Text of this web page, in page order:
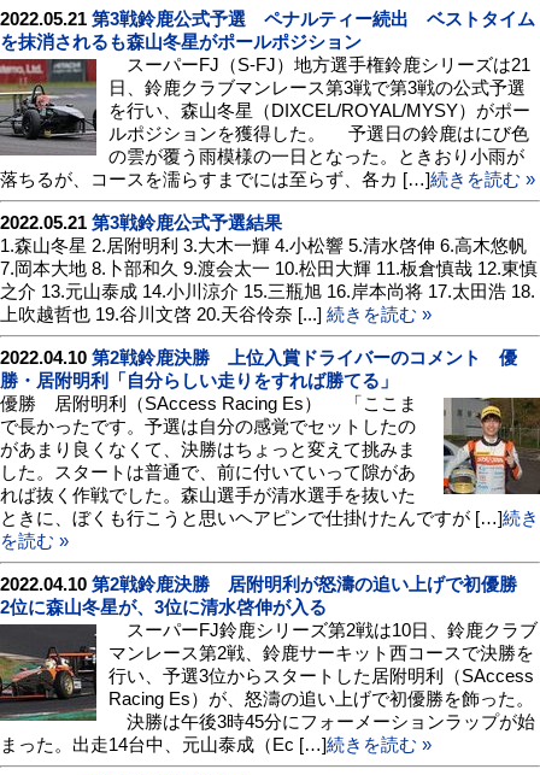
2022.05.21 第3戦鈴鹿公式予選 ペナルティー続出 ベストタイム
を抹消されるも森山冬星がポールポジション
スーパーFJ（S-FJ）地方選手権鈴鹿シリーズは21
日、鈴鹿クラブマンレース第3戦で第3戦の公式予選
を行い、森山冬星（DIXCEL/ROYAL/MYSY）がポー
ルポジションを獲得した。 予選日の鈴鹿はにび色
の雲が覆う雨模様の一日となった。ときおり小雨が
落ちるが、コースを濡らすまでには至らず、各カ […]続きを読む »
2022.05.21 第3戦鈴鹿公式予選結果
1.森山冬星 2.居附明利 3.大木一輝 4.小松響 5.清水啓伸 6.高木悠帆
7.岡本大地 8.卜部和久 9.渡会太一 10.松田大輝 11.板倉慎哉 12.東慎
之介 13.元山泰成 14.小川涼介 15.三瓶旭 16.岸本尚将 17.太田浩 18.
上吹越哲也 19.谷川文啓 20.天谷伶奈 [...] 続きを読む »
2022.04.10 第2戦鈴鹿決勝 上位入賞ドライバーのコメント 優
勝・居附明利「自分らしい走りをすれば勝てる」
優勝 居附明利（SAccess Racing Es） 「ここま
で長かったです。予選は自分の感覚でセットしたの
があまり良くなくて、決勝はちょっと変えて挑みま
した。スタートは普通で、前に付いていって隙があ
れば抜く作戦でした。森山選手が清水選手を抜いた
ときに、ぼくも行こうと思いヘアピンで仕掛けたんですが […]続き
を読む »
2022.04.10 第2戦鈴鹿決勝 居附明利が怒濤の追い上げで初優勝
2位に森山冬星が、3位に清水啓伸が入る
スーパーFJ鈴鹿シリーズ第2戦は10日、鈴鹿クラブ
マンレース第2戦、鈴鹿サーキット西コースで決勝を
行い、予選3位からスタートした居附明利（SAccess
Racing Es）が、怒濤の追い上げで初優勝を飾った。
決勝は午後3時45分にフォーメーションラップが始
まった。出走14台中、元山泰成（Ec […]続きを読む »